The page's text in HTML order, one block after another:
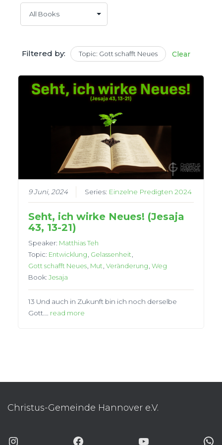
Filtered by: Topic: Gott schafft Neues Clear
9 Juni, 2024 Series: Einzelne Predigten 2024
Seht, ich wirke Neues! (Jesaja
43, 13-21)
Speaker: Matthias Teh
Topic: Entwicklung, Gelassenheit,
Gott schafft Neues, Mut,Veränderung,Weg
Book:Jesaja
13 Und auch in Zukunft bin ich noch derselbe
Gott…. read more
Christus-Gemeinde Hannover e.V.